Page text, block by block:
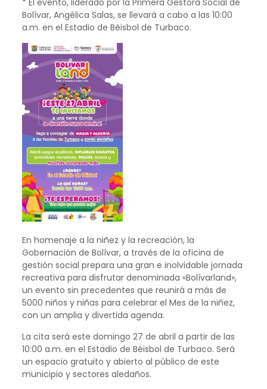
* El evento, liderado por la Primera Gestora Social de
Bolívar, Angélica Salas, se llevará a cabo a las 10:00
a.m. en el Estadio de Béisbol de Turbaco.
En homenaje a la niñez y la recreación, la
Gobernación de Bolívar, a través de la oficina de
gestión social prepara una gran e inolvidable jornada
recreativa para disfrutar denominada «Bolívarland»,
un evento sin precedentes que reunirá a más de
5000 niños y niñas para celebrar el Mes de la niñez,
con un amplia y divertida agenda.
La cita será este domingo 27 de abril a partir de las
10:00 a.m. en el Estadio de Béisbol de Turbaco. Será
un espacio gratuito y abierto al público de este
municipio y sectores aledaños.